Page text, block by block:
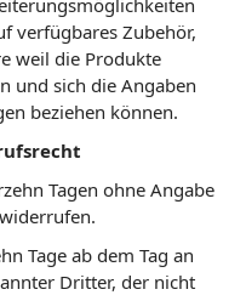
verfügbares Zubehör,
weil die Produkte
und sich die Angaben
beziehen können.
Tagen ohne Angabe
Tage ab dem Tag an
Dritter, der nicht